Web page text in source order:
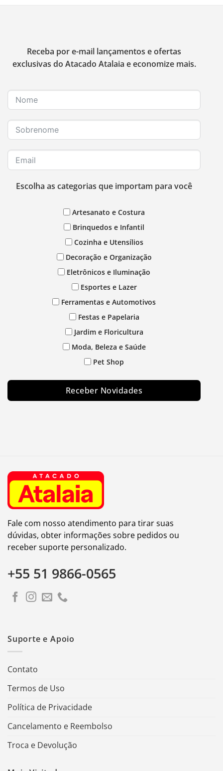
Receba por e-mail lançamentos e ofertas
exclusivas do Atacado Atalaia e economize mais.
Escolha as categorias que importam para você
Artesanato e Costura
Brinquedos e Infantil
Cozinha e Utensílios
Decoração e Organização
Eletrônicos e Iluminação
Esportes e Lazer
Ferramentas e Automotivos
Festas e Papelaria
Jardim e Floricultura
Moda, Beleza e Saúde
Pet Shop
Receber Novidades
Fale com nosso atendimento para tirar suas
dúvidas, obter informações sobre pedidos ou
receber suporte personalizado.
+55 51 9866-0565
Suporte e Apoio
Contato
Termos de Uso
Política de Privacidade
Cancelamento e Reembolso
Troca e Devolução